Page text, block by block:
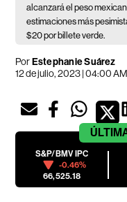
alcanzará el peso
estimaciones más
$20 por billete verde.
PorEstephanie Suárez
12 de julio, 2023 | 04:00 AM
S&P/BMV IPC
-0.46%
66,525.18